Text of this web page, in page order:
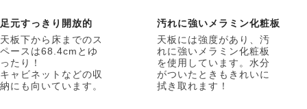
足元すっきり開放的
天板下から床までのス
ペースは68.4cmとゆ
ったり！
キャビネットなどの収
納にも向いています。
汚れに強いメラミン化粧板
天板には強度があり、汚
れに強いメラミン化粧板
を使用しています。水分
がついたときもきれいに
拭き取れます！